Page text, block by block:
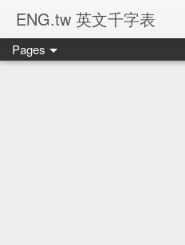
ENG.tw 英文千字表
Pages